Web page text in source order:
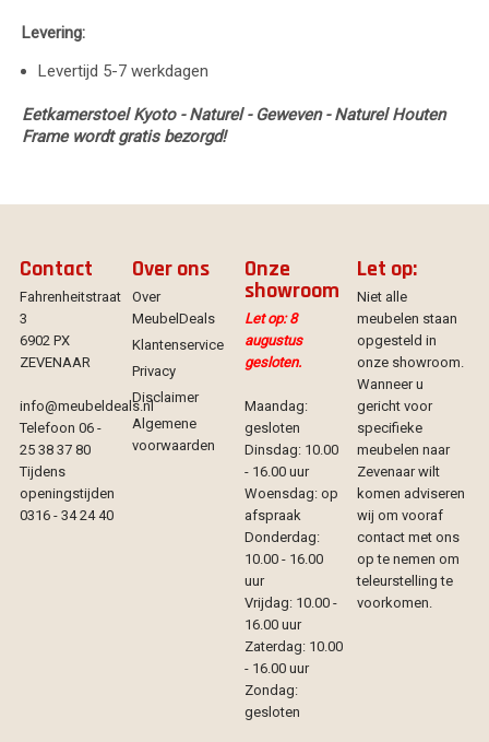
Levering:
Levertijd 5-7 werkdagen
Eetkamerstoel Kyoto - Naturel - Geweven - Naturel Houten
Frame wordt gratis bezorgd!
Contact
Fahrenheitstraat
3
6902 PX
ZEVENAAR
info@meubeldeals.nl
Telefoon 06 -
25 38 37 80
Tijdens
openingstijden
0316 - 34 24 40
Over ons
Over
MeubelDeals
Klantenservice
Privacy
Disclaimer
Algemene
voorwaarden
Onze
showroom
Let op: 8
augustus
gesloten.
Maandag:
gesloten
Dinsdag: 10.00
- 16.00 uur
Woensdag: op
afspraak
Donderdag:
10.00 - 16.00
uur
Vrijdag: 10.00 -
16.00 uur
Zaterdag: 10.00
- 16.00 uur
Zondag:
gesloten
Let op:
Niet alle
meubelen staan
opgesteld in
onze showroom.
Wanneer u
gericht voor
specifieke
meubelen naar
Zevenaar wilt
komen adviseren
wij om vooraf
contact met ons
op te nemen om
teleurstelling te
voorkomen.